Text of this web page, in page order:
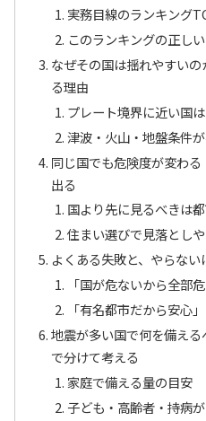
実務目線のランキング
このランキングの正し
なぜその国は揺れやすい
る理由
プレート境界に近い国
津波・火山・地盤条件
同じ国でも危険度が変わ
出る
国より先に見るべきは
住まい選びで見落とし
よくある失敗と、やらない
「国が危ないから全部
「有名都市だから安心
地震が多い国で何を備え
で分けて考える
家庭で備える量の目安
子ども・高齢者・持病